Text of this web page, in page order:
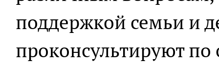
поддержкой семьи и
проконсультируют